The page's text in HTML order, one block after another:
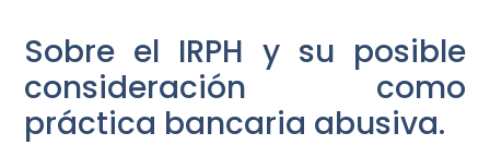
Sobre el IRPH y su posible
consideración como
práctica bancaria abusiva.